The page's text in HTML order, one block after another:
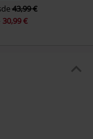
43,99 €
30,99 €